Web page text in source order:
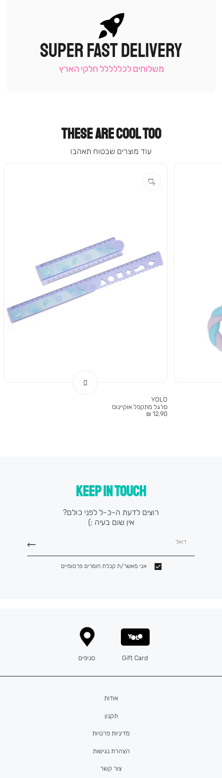
|
תומכי
-
SUPER FAST DELIVERY
משלוחים לכללללל חלקי הארץ
THESE ARE COOL TOO
עוד מוצרים שבטוח תאהבו
YOLO
סרגל מתקפל אוקיינוס
מחיר
12.90 ₪
KEEP IN TOUCH
רוצים לדעת ה-כ-ל לפני כולם?
אין שום בעיה :)
דואל
אני מאשר/ת קבלת חומרים פרסומיים
אודות
תקנון
מדיניות פרטיות
הצהרת נגישות
צור קשר
Gift Card סניפים